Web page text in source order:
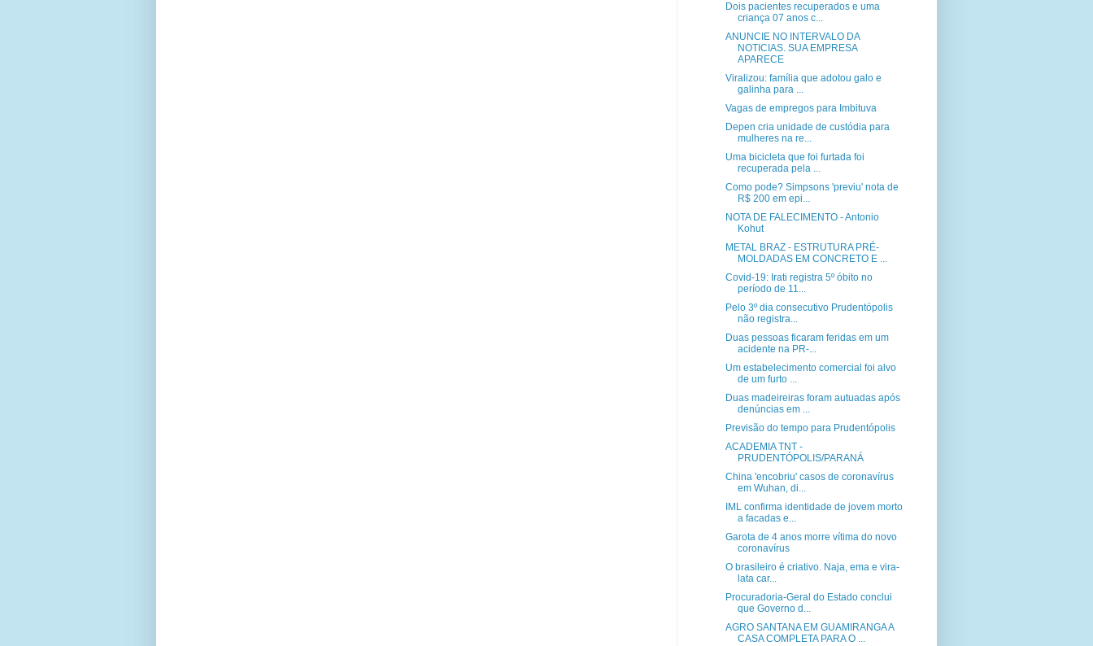
Dois pacientes recuperados e uma
criança 07 anos c...
ANUNCIE NO INTERVALO DA
NOTICIAS. SUA EMPRESA
APARECE
Viralizou: família que adotou galo e
galinha para ...
Vagas de empregos para Imbituva
Depen cria unidade de custódia para
mulheres na re...
Uma bicicleta que foi furtada foi
recuperada pela ...
Como pode? Simpsons 'previu' nota de
R$ 200 em epi...
NOTA DE FALECIMENTO - Antonio
Kohut
METAL BRAZ - ESTRUTURA PRÉ-
MOLDADAS EM CONCRETO E ...
Covid-19: Irati registra 5º óbito no
período de 11...
Pelo 3º dia consecutivo Prudentópolis
não registra...
Duas pessoas ficaram feridas em um
acidente na PR-...
Um estabelecimento comercial foi alvo
de um furto ...
Duas madeireiras foram autuadas após
denúncias em ...
Previsão do tempo para Prudentópolis
ACADEMIA TNT -
PRUDENTÓPOLIS/PARANÁ
China 'encobriu' casos de coronavírus
em Wuhan, di...
IML confirma identidade de jovem morto
a facadas e...
Garota de 4 anos morre vítima do novo
coronavírus
O brasileiro é criativo. Naja, ema e vira-
lata car...
Procuradoria-Geral do Estado conclui
que Governo d...
AGRO SANTANA EM GUAMIRANGA A
CASA COMPLETA PARA O ...